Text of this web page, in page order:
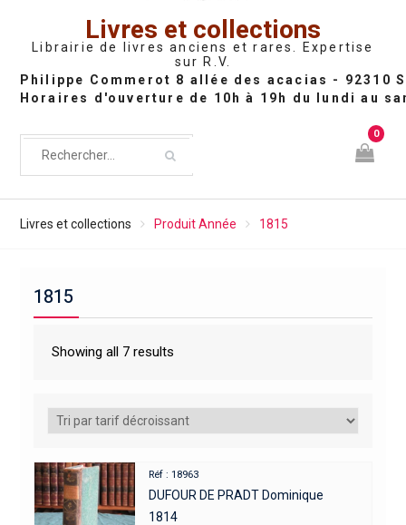
Livres et collections
Librairie de livres anciens et rares. Expertise
sur R.V.
0
Livres et collections Produit Année 1815
1815
Showing all 7 results
Réf : 18963
DUFOUR DE PRADT Dominique
1814